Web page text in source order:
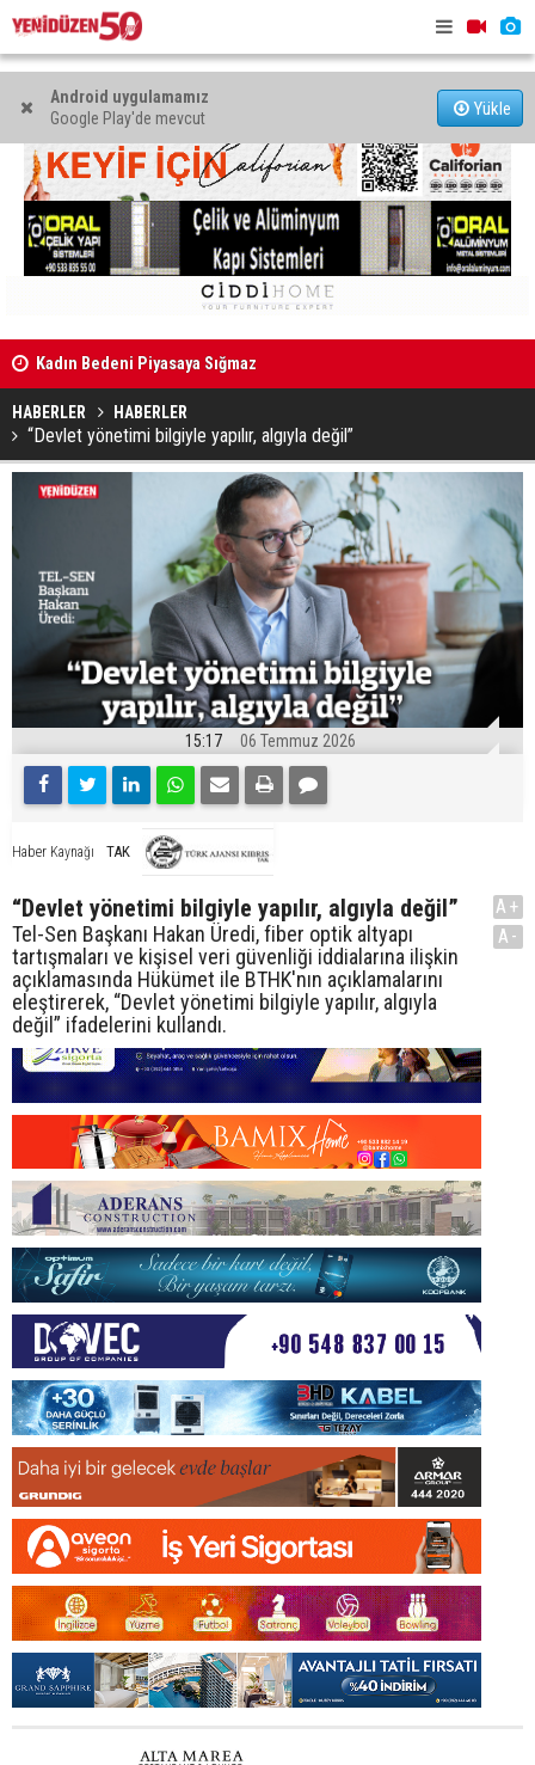
Android uygulamamız
Google Play'de mevcut
Yükle
"Kıbrıs’ta asıl mesele yeniden değil, farklı bir şekilde
müzakere etmek"
HABERLER HABERLER
“Devlet yönetimi bilgiyle yapılır, algıyla değil”
15:17 06 Temmuz 2026
Haber Kaynağı TAK
“Devlet yönetimi bilgiyle yapılır, algıyla değil”
Tel-Sen Başkanı Hakan Üredi, fiber optik altyapı
tartışmaları ve kişisel veri güvenliği iddialarına ilişkin
açıklamasında Hükümet ile BTHK'nın açıklamalarını
eleştirerek, “Devlet yönetimi bilgiyle yapılır, algıyla
değil” ifadelerini kullandı.
A+
A-